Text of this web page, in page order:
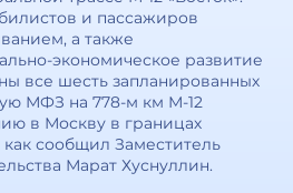
и пассажиров
а также
экономическое развитие
все шесть запланированных
МФЗ на 778-м км М-12
в Москву в границах
как сообщил Заместитель
Марат Хуснуллин.